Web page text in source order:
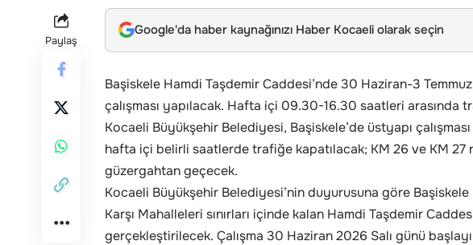
Paylaş
Google'da haber kaynağınızı Haber Kocaeli olarak seçin
Başiskele Hamdi Taşdemir Caddesi’nde 30 Haziran-3
çalışması yapılacak. Hafta içi 09.30-16.30 saatleri arasında
Kocaeli Büyükşehir Belediyesi, Başiskele’de üstyapı
hafta içi belirli saatlerde trafiğe kapatılacak; KM 26 ve KM 27
güzergahtan geçecek.
Kocaeli Büyükşehir Belediyesi’nin duyurusuna göre Başiskele
Karşı Mahalleleri sınırları içinde kalan Hamdi Taşdemir
gerçekleştirilecek. Çalışma 30 Haziran 2026 Salı günü